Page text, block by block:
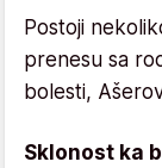
Postoji
prenesu sa
bolesti,
Sklonost ka